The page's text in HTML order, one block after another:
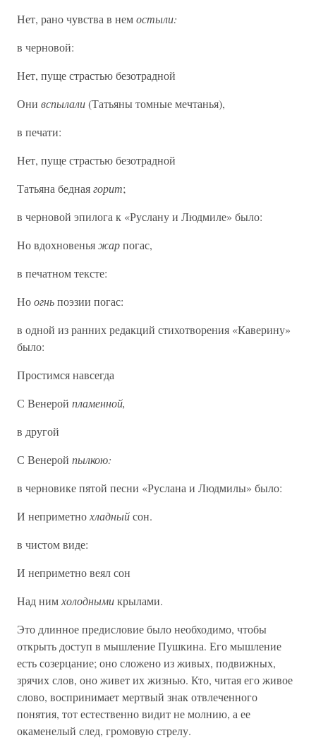
Нет, рано чувства в немостыли:
в черновой:
Нет, пуще страстью безотрадной
Они вспылали(Татьяны томные мечтанья),
в печати:
Нет, пуще страстью безотрадной
Татьяна беднаягорит;
в черновой эпилога к «Руслану и Людмиле» было:
Но вдохновеньяжарпогас,
в печатном тексте:
Ноогньпоэзии погас:
в одной из ранних редакций стихотворения «Каверину»
было:
Простимся навсегда
С Венерой пламенной,
в другой
С Венерой пылкою:
в черновике пятой песни «Руслана и Людмилы» было:
И неприметнохладныйсон.
в чистом виде:
И неприметно веял сон
Над нимхолоднымикрылами.
Это длинное предисловие было необходимо, чтобы
открыть доступ в мышление Пушкина. Его мышление
есть созерцание; оно сложено из живых, подвижных,
зрячих слов, оно живет их жизнью. Кто, читая его живое
слово, воспринимает мертвый знак отвлеченного
понятия, тот естественно видит не молнию, а ее
окаменелый след, громовую стрелу.